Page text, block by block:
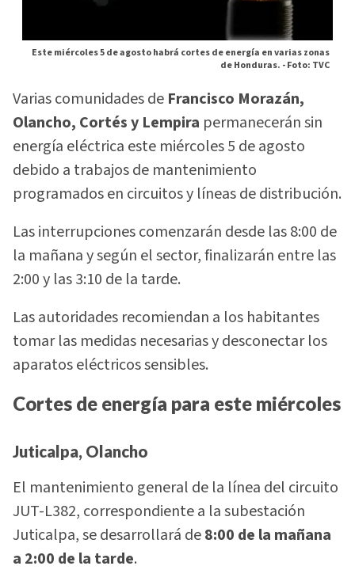
Este miércoles 5 de agosto habrá cortes de energía en varias zonas
de Honduras. -Foto: TVC
Varias comunidades de Francisco Morazán,
Olancho, Cortés y Lempira permanecerán sin
energía eléctrica este miércoles 5 de agosto
debido a trabajos de mantenimiento
programados en circuitos y líneas de distribución.
Las interrupciones comenzarán desde las 8:00 de
la mañana y según el sector, finalizarán entre las
2:00 y las 3:10 de la tarde.
Las autoridades recomiendan a los habitantes
tomar las medidas necesarias y desconectar los
aparatos eléctricos sensibles.
Cortes de energía para este miércoles
Juticalpa, Olancho
El mantenimiento general de la línea del circuito
JUT-L382, correspondiente a la subestación
Juticalpa, se desarrollará de8:00 de la mañana
a 2:00 de la tarde.